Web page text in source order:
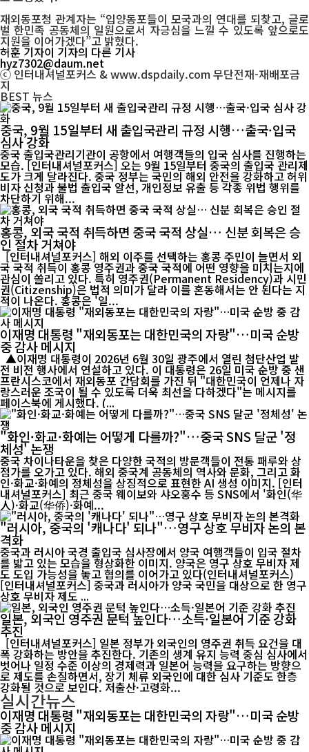
재외동포청 관계자는 “입양동포들이 모국과의 연대를 되찾고, 글로
벌 한민족 공동체의 일원으로서 자긍심을 느낄 수 있도록 앞으로도
지원을 이어가겠다”고 밝혔다.
허훈 기자이 기자의 다른 기사
hyz7302@daum.net
ⓒ 인터내셔널포커스 & www.dspdaily.com 무단전재-재배포금
지
BEST 뉴스
중국, 9월 15일부터 새 출입국관리 규정 시행…출국·입국
심사 강화
중국 출입국관리기관이 공항에서 여행객들의 입국 심사를 진행하는
모습. [인터내셔널포커스] 오는 9월 15일부터 중국의 출입국 관리제
도가 크게 달라진다. 중국 정부는 국민의 해외 안전을 강화하고 허위
비자 신청과 불법 출입국 알선, 개인정보 유출 등 각종 위법 행위를
차단하기 위해...
홍콩, 외국 국적 취득하면 중국 국적 상실… 신분 회복은 승
인 절차 거쳐야
[인터내셔널포커스] 해외 이주를 선택하는 홍콩 주민이 늘면서 외
국 국적 취득이 홍콩 영주권과 중국 국적에 어떤 영향을 미치는지에
관심이 쏠리고 있다. 특히 영주권(Permanent Residency)과 시민
권(Citizenship)은 법적 의미가 달라 이를 혼동해서는 안 된다는 지
적이 나온다. 홍콩은 '일...
이재명 대통령 "재외동포는 대한민국의 자랑"…미국 순방
중 감사 메시지
▲이재명 대통령이 2026년 6월 30일 광주에서 열린 첨단산업 발
전 비전 행사에서 연설하고 있다. 이 대통령은 26일 미국 순방 중 샌
프란시스코에서 재외동포 간담회를 가진 뒤 "대한민국이 언제나 자
랑스러운 조국이 될 수 있도록 더욱 최선을 다하겠다"는 메시지를
페이스북에 게시했다. (...
"화인·화교·화예는 어떻게 다를까?"…중국 SNS 달군 '정
체성' 논쟁
중국 차이나타운을 찾은 다양한 국적의 방문객들이 전통 패루와 상
점가를 오가고 있다. 해외 중국계 공동체의 역사와 문화, 그리고 화
인·화교·화예의 정체성을 상징적으로 표현한 AI 생성 이미지. [인터
내셔널포커스] 최근 중국 웨이보와 샤오훙수 등 SNS에서 '화인(华
人)·화교(华侨)·화예...
"러시아, 중국의 '캐나다' 되나"…영구 상호 무비자 논의 본
격화
중국과 러시아 국경 출입국 심사장에서 양국 여행객들이 입국 절차
를 밟고 있는 모습을 형상화한 이미지. 양국은 영구 상호 무비자 제
도 도입 가능성을 놓고 협의를 이어가고 있다(인터내셔널포커스)
[인터내셔널포커스] 중국과 러시아가 양국 국민을 대상으로 한 영구
상호 무비자 제도 ...
일본, 외국인 영주권 문턱 높인다…소득·일본어 기준 강화
추진
[인터내셔널포커스] 일본 정부가 외국인의 영주권 취득 요건을 대
폭 강화하는 방안을 추진한다. 기존의 생계 유지 능력 중심 심사에서
벗어나 일정 수준 이상의 경제력과 일본어 능력을 요구하는 방향으
로 제도를 손질하면서, 장기 체류 외국인에 대한 심사 기준도 한층
강화될 것으로 보인다. 저출산·고령화...
실시간뉴스
이재명 대통령 "재외동포는 대한민국의 자랑"…미국 순방
중 감사 메시지